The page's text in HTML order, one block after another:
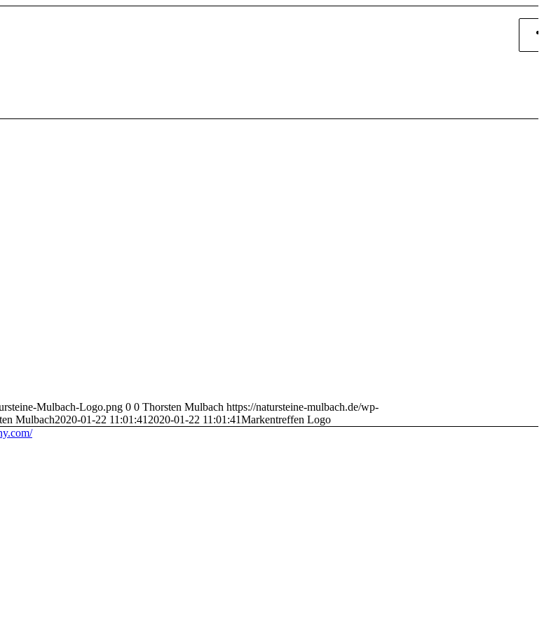
Mulbach-Logo.png 0 0 Thorsten Mulbach https://natursteine-mulbach.de/wp-
Mulbach2020-01-22 11:01:41 2020-01-22 11:01:41Markentreffen Logo